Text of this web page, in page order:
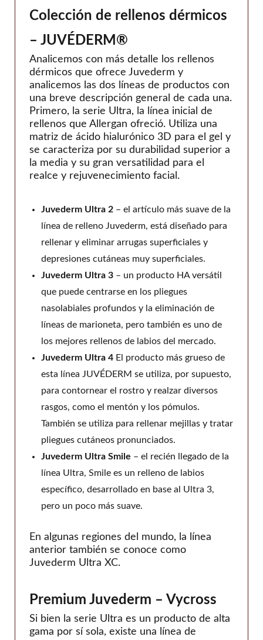
Colección de rellenos dérmicos
– JUVÉDERM®
Analicemos con más detalle los rellenos
dérmicos que ofrece Juvederm y
analicemos las dos líneas de productos con
una breve descripción general de cada una.
Primero, la serie Ultra, la línea inicial de
rellenos que Allergan ofreció. Utiliza una
matriz de ácido hialurónico 3D para el gel y
se caracteriza por su durabilidad superior a
la media y su gran versatilidad para el
realce y rejuvenecimiento facial.
Juvederm Ultra 2 – el artículo más suave de la
línea de relleno Juvederm, está diseñado para
rellenar y eliminar arrugas superficiales y
depresiones cutáneas muy superficiales.
Juvederm Ultra 3 – un producto HA versátil
que puede centrarse en los pliegues
nasolabiales profundos y la eliminación de
líneas de marioneta, pero también es uno de
los mejores rellenos de labios del mercado.
Juvederm Ultra 4 El producto más grueso de
esta línea JUVÉDERM se utiliza, por supuesto,
para contornear el rostro y realzar diversos
rasgos, como el mentón y los pómulos.
También se utiliza para rellenar mejillas y tratar
pliegues cutáneos pronunciados.
Juvederm Ultra Smile – el recién llegado de la
línea Ultra, Smile es un relleno de labios
específico, desarrollado en base al Ultra 3,
pero un poco más suave.
En algunas regiones del mundo, la línea
anterior también se conoce como
Juvederm Ultra XC.
Premium Juvederm – Vycross
Si bien la serie Ultra es un producto de alta
gama por sí sola, existe una línea de